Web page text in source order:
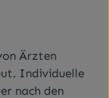
Ärzten
Individuelle
nach den